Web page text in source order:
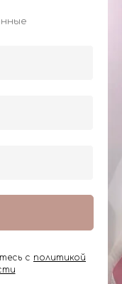
с политикой